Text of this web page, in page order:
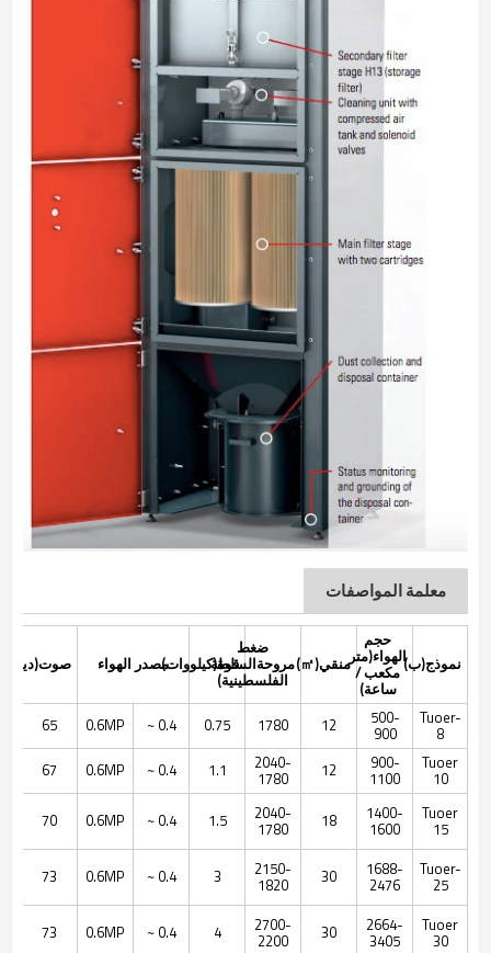
معلمة المواصفات
نموذج(ب)
حجم
الهواء(متر
مكعب /
ساعة)
منقي(㎡
)
ضغط
مروحةالسلطة
الفلسطينية)
قوة(كيلووات)
مصدر الهواء صوت(
Tuoer-
8
500-
900
12
1780
0.75
0.4 ~
0.6MP
65
Tuoer
10
900-
1100
12
2040-
1780
1.1
0.4 ~
0.6MP
67
Tuoer
15
1400-
1600
18
2040-
1780
1.5
0.4 ~
0.6MP
70
Tuoer-
25
1688-
2476
30
2150-
1820
3
0.4 ~
0.6MP
73
Tuoer
30
2664-
3405
30
2700-
2200
4
0.4 ~
0.6MP
73